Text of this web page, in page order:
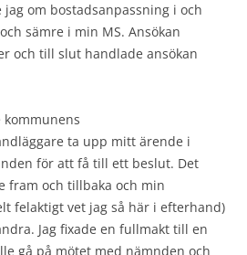
jag om bostadsanpassning i och
sämre i min MS. Ansökan
och till slut handlade ansökan
kommunens
ta upp mitt ärende i
för att få till ett beslut. Det
fram och tillbaka och min
felaktigt vet jag så här i efterhand)
Jag fixade en fullmakt till en
gå på mötet med nämnden och